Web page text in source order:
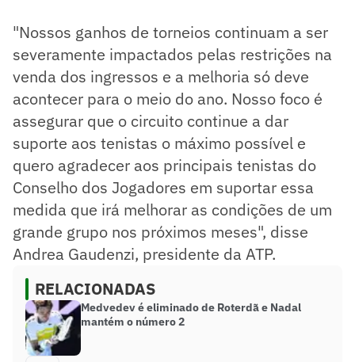
"Nossos ganhos de torneios continuam a ser
severamente impactados pelas restrições na
venda dos ingressos e a melhoria só deve
acontecer para o meio do ano. Nosso foco é
assegurar que o circuito continue a dar
suporte aos tenistas o máximo possível e
quero agradecer aos principais tenistas do
Conselho dos Jogadores em suportar essa
medida que irá melhorar as condições de um
grande grupo nos próximos meses", disse
Andrea Gaudenzi, presidente da ATP.
RELACIONADAS
Medvedev é eliminado de Roterdã e Nadal
mantém o número 2